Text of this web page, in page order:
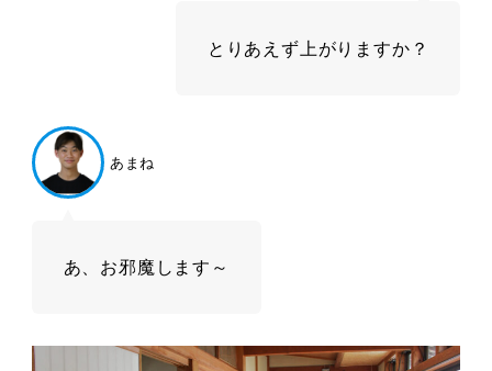
とりあえず上がりますか？
あまね
あ、お邪魔します～